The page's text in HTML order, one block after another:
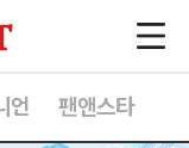
언 팬앤스타